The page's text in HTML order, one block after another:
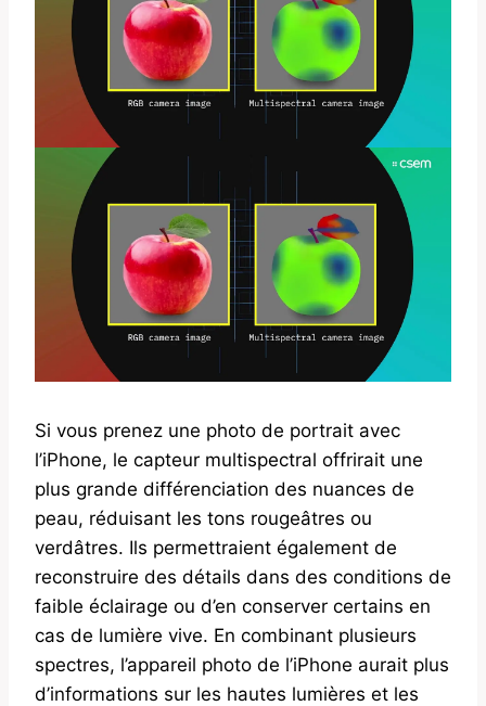
Si vous prenez une photo de portrait avec
l’iPhone, le capteur multispectral offrirait une
plus grande différenciation des nuances de
peau, réduisant les tons rougeâtres ou
verdâtres. Ils permettraient également de
reconstruire des détails dans des conditions de
faible éclairage ou d’en conserver certains en
cas de lumière vive. En combinant plusieurs
spectres, l’appareil photo de l’iPhone aurait plus
d’informations sur les hautes lumières et les